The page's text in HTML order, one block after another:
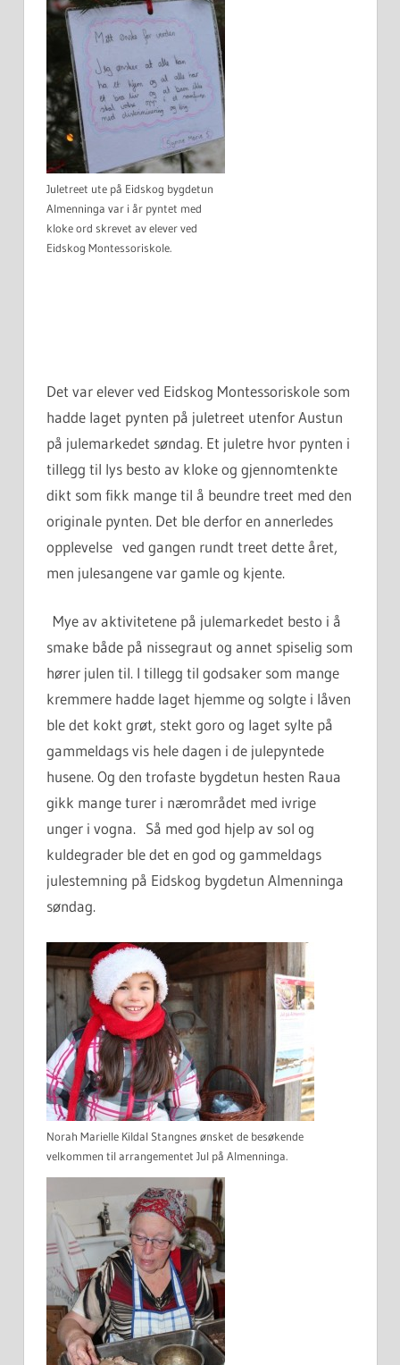
Juletreet ute på Eidskog bygdetun
Almenninga var i år pyntet med
kloke ord skrevet av elever ved
Eidskog Montessoriskole.
Det var elever ved Eidskog Montessoriskole som
hadde laget pynten på juletreet utenfor Austun
på julemarkedet søndag. Et juletre hvor pynten i
tillegg til lys besto av kloke og gjennomtenkte
dikt som fikk mange til å beundre treet med den
originale pynten. Det ble derfor en annerledes
opplevelse ved gangen rundt treet dette året,
men julesangene var gamle og kjente.
Mye av aktivitetene på julemarkedet besto i å
smake både på nissegraut og annet spiselig som
hører julen til. I tillegg til godsaker som mange
kremmere hadde laget hjemme og solgte i låven
ble det kokt grøt, stekt goro og laget sylte på
gammeldags vis hele dagen i de julepyntede
husene. Og den trofaste bygdetun hesten Raua
gikk mange turer i nærområdet med ivrige
unger i vogna. Så med god hjelp av sol og
kuldegrader ble det en god og gammeldags
julestemning på Eidskog bygdetun Almenninga
søndag.
Norah Marielle Kildal Stangnes ønsket de besøkende
velkommen til arrangementet Jul på Almenninga.